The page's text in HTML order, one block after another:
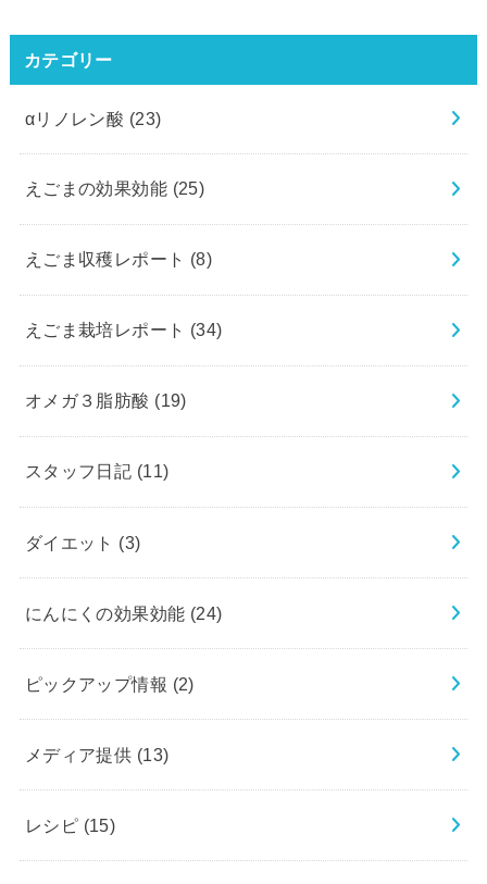
カテゴリー
αリノレン酸 (23)
えごまの効果効能 (25)
えごま収穫レポート (8)
えごま栽培レポート (34)
オメガ３脂肪酸 (19)
スタッフ日記 (11)
ダイエット (3)
にんにくの効果効能 (24)
ピックアップ情報 (2)
メディア提供 (13)
レシピ (15)